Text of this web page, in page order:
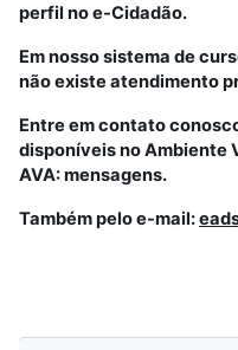
perfil no e-Cidadão.
Em nosso sistema de
não existe atendimento
Entre em contato
disponíveis no Ambiente
AVA: mensagens.
Também pelo e-mail: